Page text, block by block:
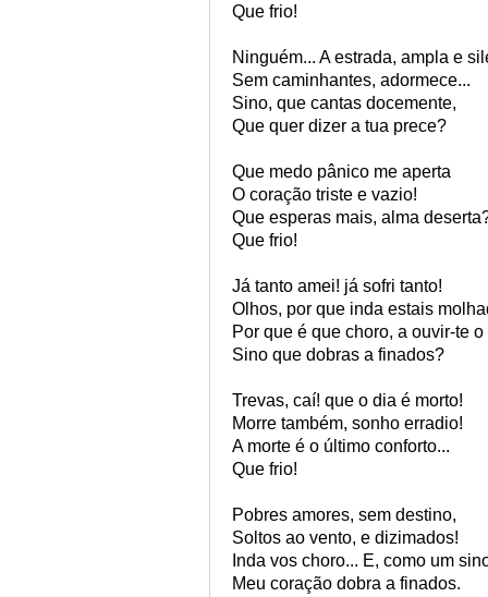
Que frio!
Ninguém... A estrada, ampla e
Sem caminhantes, adormece...
Sino, que cantas docemente,
Que quer dizer a tua prece?
Que medo pânico me aperta
O coração triste e vazio!
Que esperas mais, alma
Que frio!
Já tanto amei! já sofri tanto!
Olhos, por que inda estais
Por que é que choro, a ouvir-te o
Sino que dobras a finados?
Trevas, caí! que o dia é morto!
Morre também, sonho erradio!
A morte é o último conforto...
Que frio!
Pobres amores, sem destino,
Soltos ao vento, e dizimados!
Inda vos choro... E, como um
Meu coração dobra a finados.